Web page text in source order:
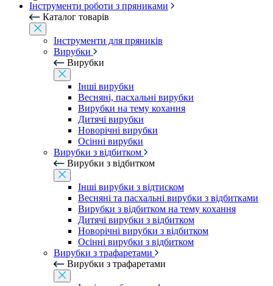
Інструменти роботи з пряниками
Каталог товарів
Інструменти для пряників
Вирубки
Вирубки
Інші вирубки
Весняні, пасхальні вирубки
Вирубки на тему кохання
Дитячі вирубки
Новорічні вирубки
Осінні вирубки
Вирубки з відбитком
Вирубки з відбитком
Інші вирубки з відтиском
Весняні та пасхальні вирубки з відбитками
Вирубки з відбитком на тему кохання
Дитячі вирубки з відбитком
Новорічні вирубки з відбитком
Осінні вирубки з відбитком
Вирубки з трафаретами
Вирубки з трафаретами